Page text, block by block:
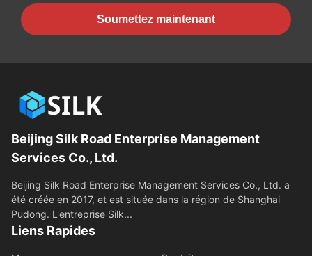
Soumettez maintenant
Beijing Silk Road Enterprise Management
Services Co., Ltd.
Beijing Silk Road Enterprise Management Services Co., Ltd. a
été créée en 2017, et est située dans la région de Shanghai
Pudong. L'entreprise Silk...
Liens Rapides